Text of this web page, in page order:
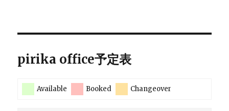
pirika office予定表
Available Booked Changeover